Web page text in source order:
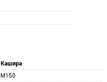
Кашира
M150